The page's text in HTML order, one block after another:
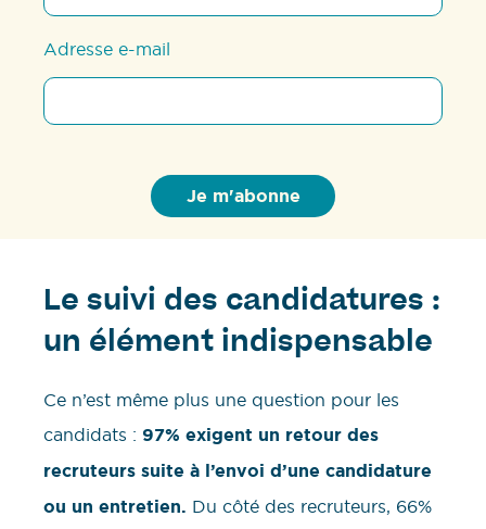
Adresse e-mail
Le suivi des candidatures :
un élément indispensable
Ce n’est même plus une question pour les
candidats : 97% exigent un retour des
recruteurs suite à l’envoi d’une candidature
ou un entretien. Du côté des recruteurs, 66%